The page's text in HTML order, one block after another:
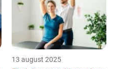
13 august 2025